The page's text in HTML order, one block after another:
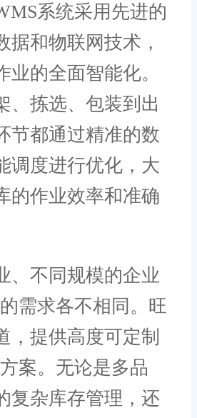
系统采用先进的
据和物联网技术，
业的全面智能化。
、拣选、包装到出
节都通过精准的数
调度进行优化，大
的作业效率和准确
不同规模的企业
需求各不相同。旺
，提供高度可定制
案。无论是多品
复杂库存管理，还